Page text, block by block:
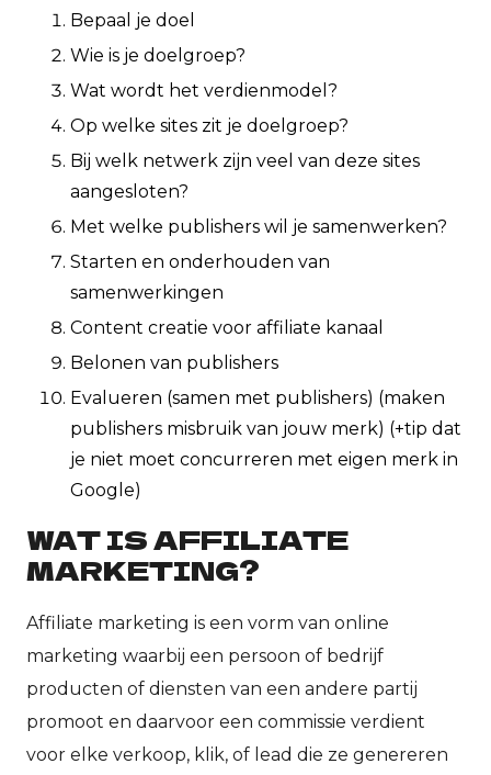
Bepaal je doel
Wie is je doelgroep?
Wat wordt het verdienmodel?
Op welke sites zit je doelgroep?
Bij welk netwerk zijn veel van deze sites
aangesloten?
Met welke publishers wil je samenwerken?
Starten en onderhouden van
samenwerkingen
Content creatie voor affiliate kanaal
Belonen van publishers
Evalueren (samen met publishers) (maken
publishers misbruik van jouw merk) (+tip dat
je niet moet concurreren met eigen merk in
Google)
WAT IS AFFILIATE
MARKETING?
Affiliate marketing is een vorm van online
marketing waarbij een persoon of bedrijf
producten of diensten van een andere partij
promoot en daarvoor een commissie verdient
voor elke verkoop, klik, of lead die ze genereren